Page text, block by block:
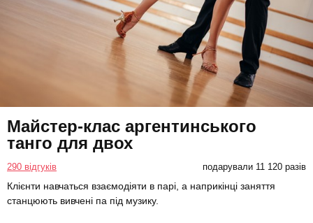
Майстер-клас аргентинського
танго для двох
290 відгуків подарували 11 120 разів
Клієнти навчаться взаємодіяти в парі, а наприкінці заняття
станцюють вивчені па під музику.